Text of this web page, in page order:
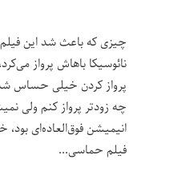
چیزی که باعث شد این فیلم
نائوسیکا باهاش پرواز
پرواز کردن خیلی حساس
چه زودتر پرواز کنم ولی
انیمیشن فوق‌العاده‌ای
فیلم حماسی